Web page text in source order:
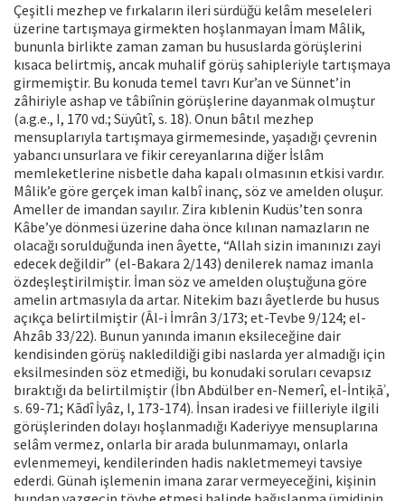
Çeşitli mezhep ve fırkaların ileri sürdüğü kelâm meseleleri
üzerine tartışmaya girmekten hoşlanmayan İmam Mâlik,
bununla birlikte zaman zaman bu hususlarda görüşlerini
kısaca belirtmiş, ancak muhalif görüş sahipleriyle tartışmaya
girmemiştir. Bu konuda temel tavrı Kur’an ve Sünnet’in
zâhiriyle ashap ve tâbiînin görüşlerine dayanmak olmuştur
(a.g.e., I, 170 vd.; Süyûtî, s. 18). Onun bâtıl mezhep
mensuplarıyla tartışmaya girmemesinde, yaşadığı çevrenin
yabancı unsurlara ve fikir cereyanlarına diğer İslâm
memleketlerine nisbetle daha kapalı olmasının etkisi vardır.
Mâlik’e göre gerçek iman kalbî inanç, söz ve amelden oluşur.
Ameller de imandan sayılır. Zira kıblenin Kudüs’ten sonra
Kâbe’ye dönmesi üzerine daha önce kılınan namazların ne
olacağı sorulduğunda inen âyette, “Allah sizin imanınızı zayi
edecek değildir” (el-Bakara 2/143) denilerek namaz imanla
özdeşleştirilmiştir. İman söz ve amelden oluştuğuna göre
amelin artmasıyla da artar. Nitekim bazı âyetlerde bu husus
açıkça belirtilmiştir (Âl-i İmrân 3/173; et-Tevbe 9/124; el-
Ahzâb 33/22). Bunun yanında imanın eksileceğine dair
kendisinden görüş nakledildiği gibi naslarda yer almadığı için
eksilmesinden söz etmediği, bu konudaki soruları cevapsız
bıraktığı da belirtilmiştir (İbn Abdülber en-Nemerî, el-İntiḳāʾ,
s. 69-71; Kādî İyâz, I, 173-174). İnsan iradesi ve fiilleriyle ilgili
görüşlerinden dolayı hoşlanmadığı Kaderiyye mensuplarına
selâm vermez, onlarla bir arada bulunmamayı, onlarla
evlenmemeyi, kendilerinden hadis nakletmemeyi tavsiye
ederdi. Günah işlemenin imana zarar vermeyeceğini, kişinin